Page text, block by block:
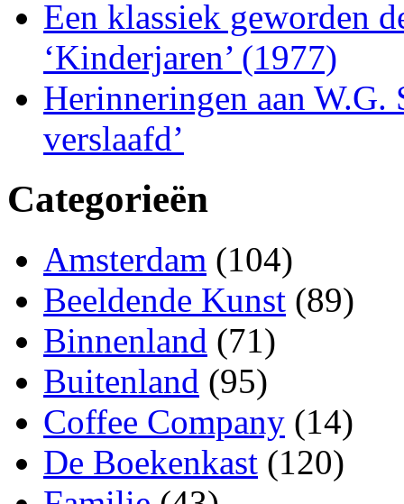
Een klassiek geworden
‘Kinderjaren’ (1977)
Herinneringen aan W.G.
verslaafd’
Categorieën
Amsterdam (104)
Beeldende Kunst (89)
Binnenland (71)
Buitenland (95)
Coffee Company (14)
De Boekenkast (120)